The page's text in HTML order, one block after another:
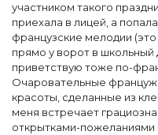
участником такого
приехала в лицей, а
французские мелодии
прямо у ворот в
приветствую тоже по-
Очаровательные
красоты, сделанные из
меня встречает
открытками-пожеланиями